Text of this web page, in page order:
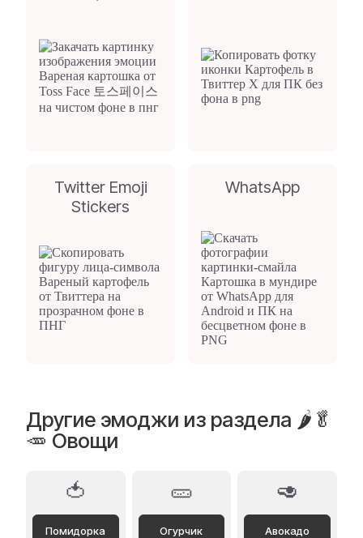
Twitter Emoji
Stickers
WhatsApp
Другие эмоджи из раздела 🌶️🥬
🥕 Овощи
🍅
Помидорка
🥒
Огурчик
🥑
Авокадо